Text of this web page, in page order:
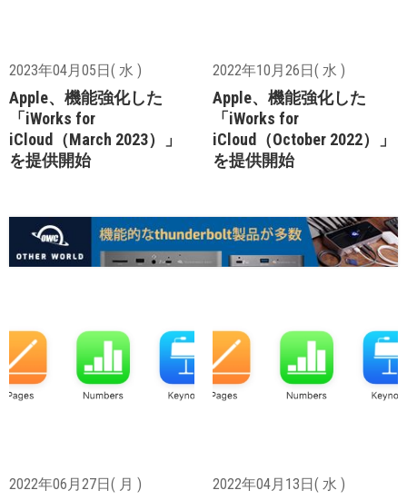
2023年04月05日( 水 )
Apple、機能強化した
「iWorks for
iCloud（March 2023）」
を提供開始
2022年10月26日( 水 )
Apple、機能強化した
「iWorks for
iCloud（October 2022）」
を提供開始
2022年06月27日( 月 ) 2022年04月13日( 水 )